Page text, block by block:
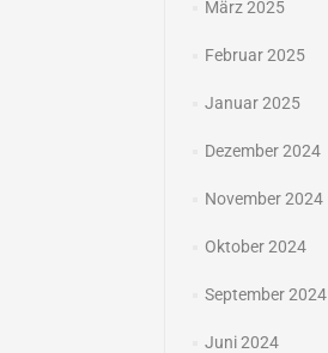
März 2025
Februar 2025
Januar 2025
Dezember 2024
November 2024
Oktober 2024
September 2024
Juni 2024